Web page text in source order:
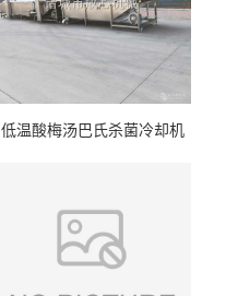
低温酸梅汤巴氏杀菌冷却机